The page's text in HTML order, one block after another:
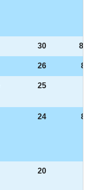
30 8-
26 8-
25
24 8-
20